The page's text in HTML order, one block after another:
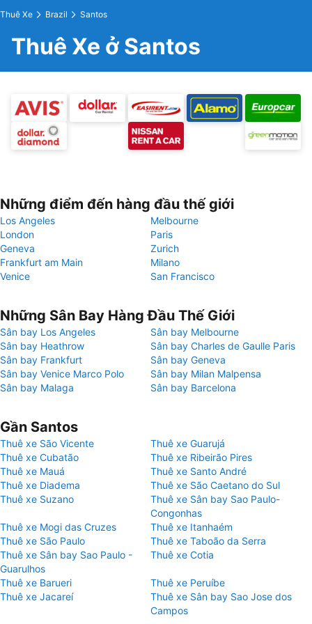
Thuê Xe Brazil Santos
Thuê Xe ở Santos
Những điểm đến hàng đầu thế giới
Los Angeles
Melbourne
London
Paris
Geneva
Zurich
Frankfurt am Main
Milano
Venice
San Francisco
Những Sân Bay Hàng Đầu Thế Giới
Sân bay Los Angeles
Sân bay Melbourne
Sân bay Heathrow
Sân bay Charles de Gaulle Paris
Sân bay Frankfurt
Sân bay Geneva
Sân bay Venice Marco Polo
Sân bay Milan Malpensa
Sân bay Malaga
Sân bay Barcelona
Gần Santos
Thuê xe São Vicente
Thuê xe Guarujá
Thuê xe Cubatão
Thuê xe Ribeirão Pires
Thuê xe Mauá
Thuê xe Santo André
Thuê xe Diadema
Thuê xe São Caetano do Sul
Thuê xe Suzano
Thuê xe Sân bay Sao Paulo-
Congonhas
Thuê xe Mogi das Cruzes
Thuê xe Itanhaém
Thuê xe São Paulo
Thuê xe Taboão da Serra
Thuê xe Sân bay Sao Paulo -
Guarulhos
Thuê xe Cotia
Thuê xe Barueri
Thuê xe Peruíbe
Thuê xe Jacareí
Thuê xe Sân bay Sao Jose dos
Campos